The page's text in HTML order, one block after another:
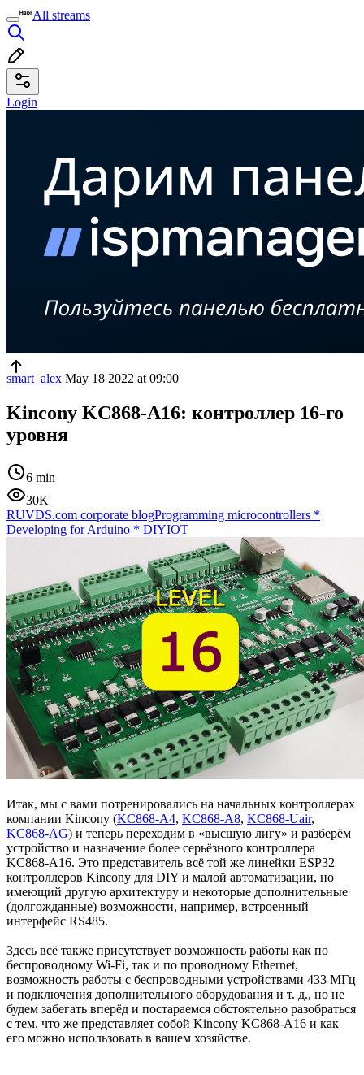
All streams
Login
smart_alex May 18 2022 at 09:00
Kincony KC868-A16: контроллер 16-го
уровня
6 min
30K
RUVDS.com corporate blogProgramming microcontrollers *
Developing for Arduino * DIYIOT
Итак, мы с вами потренировались на начальных контроллерах
компании Kincony (KC868-A4, KC868-A8, KC868-Uair,
KC868-AG) и теперь переходим в «высшую лигу» и разберём
устройство и назначение более серьёзного контроллера
KC868-A16. Это представитель всё той же линейки ESP32
контроллеров Kincony для DIY и малой автоматизации, но
имеющий другую архитектуру и некоторые дополнительные
(долгожданные) возможности, например, встроенный
интерфейс RS485.
Здесь всё также присутствует возможность работы как по
беспроводному Wi-Fi, так и по проводному Ethernet,
возможность работы с беспроводными устройствами 433 МГц
и подключения дополнительного оборудования и т. д., но не
будем забегать вперёд и постараемся обстоятельно разобраться
с тем, что же представляет собой Kincony KC868-A16 и как
его можно использовать в вашем хозяйстве.